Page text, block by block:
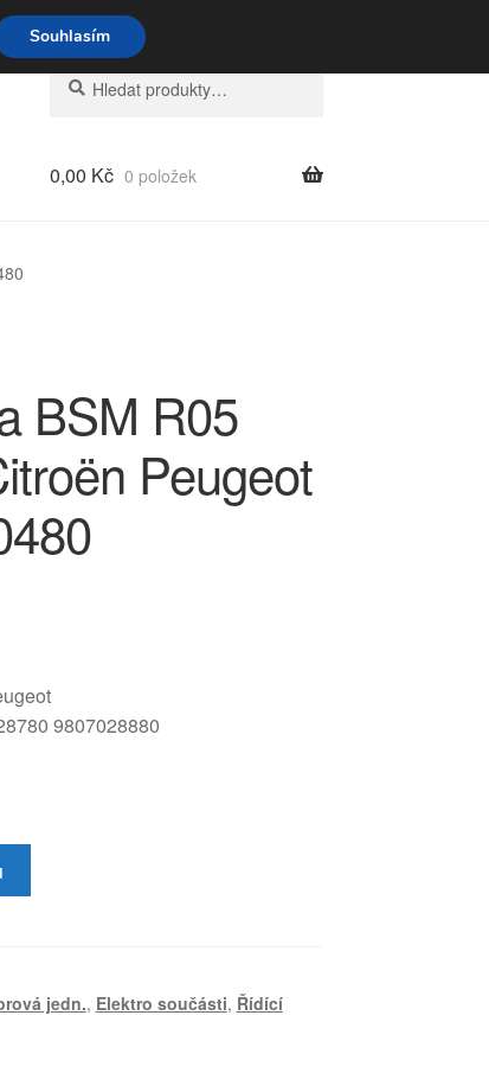
16 704 494 494
Hledat:
Hledat
0,00 Kč 0 položek
BSM R05
Peugeot
9807028880
jedn., Elektro součásti, Řídící
Souhlasím